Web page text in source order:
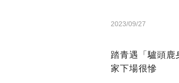
2023/09/27
踏青遇「驢頭鹿
家下場很慘